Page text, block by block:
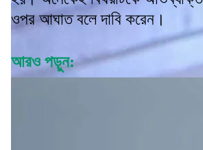
ওপর আঘাত বলে দাবি করেন।
আরও পড়ুন: